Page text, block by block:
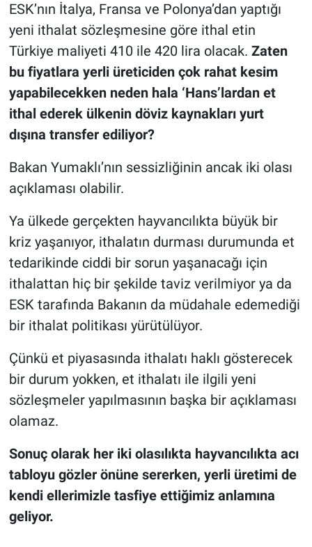
ESK’nın İtalya, Fransa ve Polonya’dan yaptığı
yeni ithalat sözleşmesine göre ithal etin
Türkiye maliyeti 410 ile 420 lira olacak. Zaten
bu fiyatlara yerli üreticiden çok rahat kesim
yapabilecekken neden hala ‘Hans’lardan et
ithal ederek ülkenin döviz kaynakları yurt
dışına transfer ediliyor?
Bakan Yumaklı’nın sessizliğinin ancak iki olası
açıklaması olabilir.
Ya ülkede gerçekten hayvancılıkta büyük bir
kriz yaşanıyor, ithalatın durması durumunda et
tedarikinde ciddi bir sorun yaşanacağı için
ithalattan hiç bir şekilde taviz verilmiyor ya da
ESK tarafında Bakanın da müdahale edemediği
bir ithalat politikası yürütülüyor.
Çünkü et piyasasında ithalatı haklı gösterecek
bir durum yokken, et ithalatı ile ilgili yeni
sözleşmeler yapılmasının başka bir açıklaması
olamaz.
Sonuç olarak her iki olasılıkta hayvancılıkta acı
tabloyu gözler önüne sererken, yerli üretimi de
kendi ellerimizle tasfiye ettiğimiz anlamına
geliyor.